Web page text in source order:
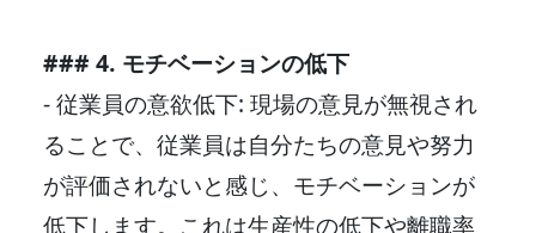
### 4. モチベーションの低下
- 従業員の意欲低下: 現場の意見が無視され
ることで、従業員は自分たちの意見や努力
が評価されないと感じ、モチベーションが
低下します。これは生産性の低下や離職率